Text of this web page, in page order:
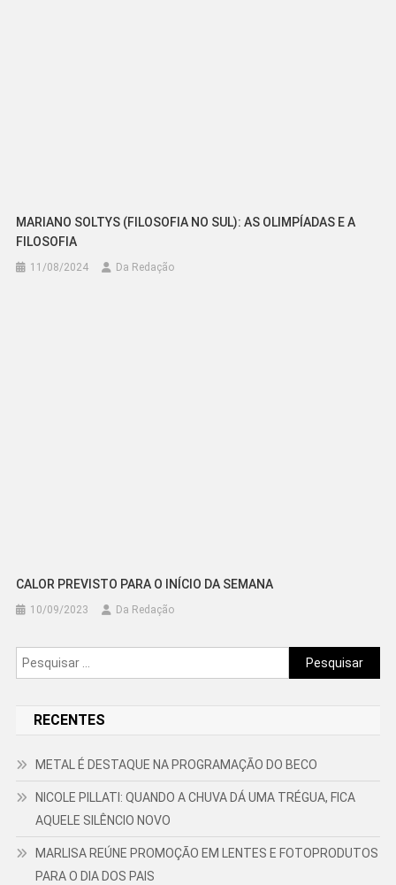
MARIANO SOLTYS (FILOSOFIA NO SUL): AS OLIMPÍADAS E A
FILOSOFIA
11/08/2024 Da Redação
CALOR PREVISTO PARA O INÍCIO DA SEMANA
10/09/2023 Da Redação
Pesquisar
por:
RECENTES
METAL É DESTAQUE NA PROGRAMAÇÃO DO BECO
NICOLE PILLATI: QUANDO A CHUVA DÁ UMA TRÉGUA, FICA
AQUELE SILÊNCIO NOVO
MARLISA REÚNE PROMOÇÃO EM LENTES E FOTOPRODUTOS
PARA O DIA DOS PAIS